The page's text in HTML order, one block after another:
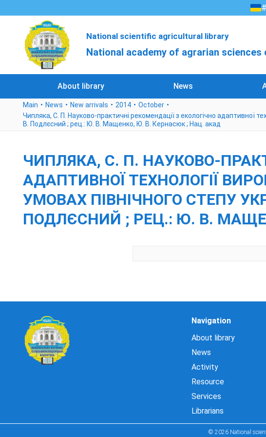
National scientific agricultural library
National academy of agrarian sciences
About library News
Main News New arrivals 2014
October
Чипляка, С. П. Науково-практичні рекомендації з екологічно адаптивної
В. Подлєсний ; рец.: Ю. В. Мащенко, Ю. В. Кернасюк ; Нац. акад
ЧИПЛЯКА, С. П. НАУКОВО-
АДАПТИВНОЇ ТЕХНОЛОГІЇ
УМОВАХ ПІВНІЧНОГО СТЕПУ
ПОДЛЄСНИЙ ; РЕЦ.: Ю. В.
Navigation
About library
News
Activity
Resource
Services
Librarians
© 2026 National